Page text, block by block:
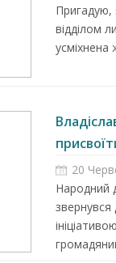
Пригадую,
відділом
усміхнена
20
Народний
звернувся